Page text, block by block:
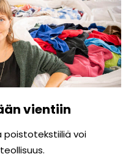
vientiin
poistotekstiiliä voi